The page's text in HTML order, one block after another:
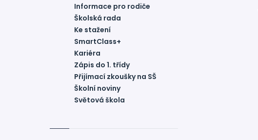
Informace pro rodiče
Školská rada
Ke stažení
SmartClass+
Kariéra
Zápis do 1. třídy
Přijímací zkoušky na SŠ
Školní noviny
Světová škola